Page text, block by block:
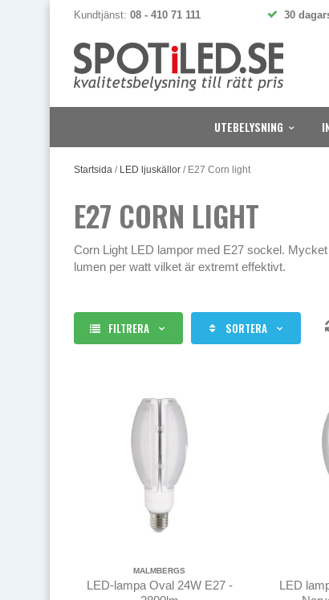
Kundtjänst: 08 - 410 71 111 30
UTEBELYSNING
Startsida / LED ljuskällor / E27 Corn light
E27 CORN LIGHT
Corn Light LED lampor med E27 sockel.
lumen per watt vilket är extremt effektivt.
FILTRERA SORTERA
MALMBERGS
LED-lampa Oval 24W E27 -
LED